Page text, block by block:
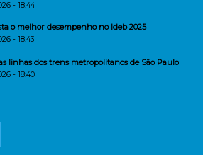
- 18:44
o melhor desempenho no Ideb 2025
- 18:43
linhas dos trens metropolitanos de São Paulo
- 18:40